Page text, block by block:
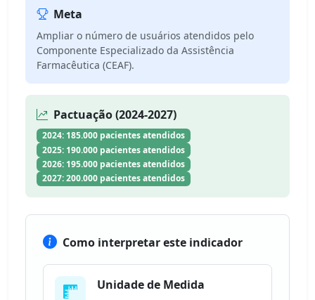
Meta
Ampliar o número de usuários atendidos pelo
Componente Especializado da Assistência
Farmacêutica (CEAF).
Pactuação (2024-2027)
2024: 185.000 pacientes atendidos
2025: 190.000 pacientes atendidos
2026: 195.000 pacientes atendidos
2027: 200.000 pacientes atendidos
Como interpretar este indicador
Unidade de Medida